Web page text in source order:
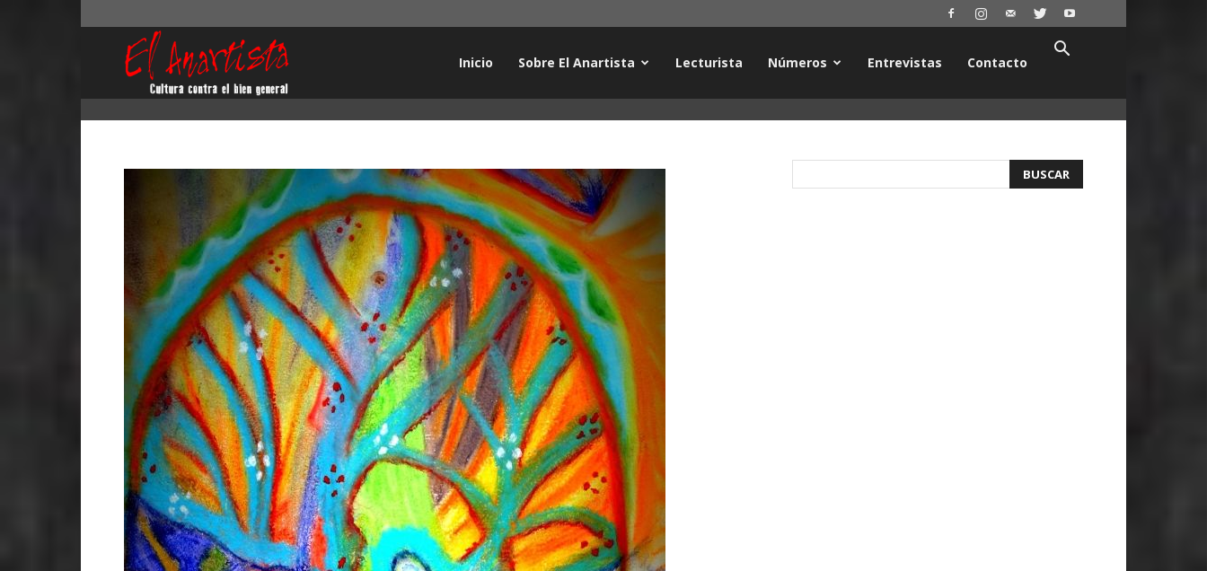
Inicio Sobre El Anartista Lecturista Números Entrevistas Contacto